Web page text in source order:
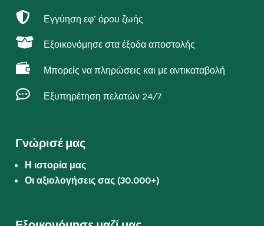
 Εγγύηση εφ’ όρου ζωής
 Εξοικονόμησε στα έξοδα αποστολής
 Μπορείς να πληρώσεις και με αντικαταβολή
 Εξυπηρέτηση πελατών 24/7
Γνώρισέ μας
Η ιστορία μας
Οι αξιολογήσεις σας (30.000+)